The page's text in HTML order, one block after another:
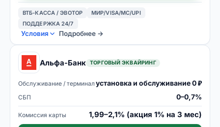
ВТБ-КАССА / ЭВОТОР
МИР/VISA/MC/UPI
ПОДДЕРЖКА 24/7
Условия Подробнее →
Альфа-Банк ТОРГОВЫЙ ЭКВАЙРИНГ
Обслуживание / терминал установка и обслуживание 0 ₽
СБП 0–0,7%
Комиссия карты 1,99–2,1% (акция 1% на 3 мес)